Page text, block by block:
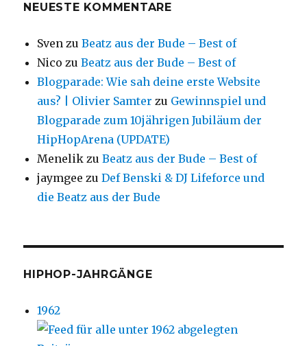
NEUESTE KOMMENTARE
Sven zuBeatz aus der Bude – Best of
Nico zuBeatz aus der Bude – Best of
Blogparade: Wie sah deine erste Website
aus? | Olivier Samter zu Gewinnspiel und
Blogparade zum 10jährigen Jubiläum der
HipHopArena (UPDATE)
Menelik zuBeatz aus der Bude – Best of
jaymgee zuDef Benski & DJ Lifeforce und
die Beatz aus der Bude
HIPHOP-JAHRGÄNGE
1962